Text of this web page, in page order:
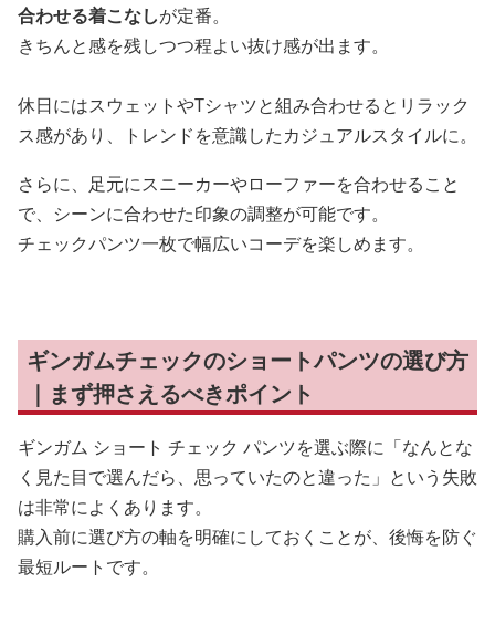
合わせる着こなしが定番。
きちんと感を残しつつ程よい抜け感が出ます。
休日にはスウェットやTシャツと組み合わせるとリラック
ス感があり、トレンドを意識したカジュアルスタイルに。
さらに、足元にスニーカーやローファーを合わせること
で、シーンに合わせた印象の調整が可能です。
チェックパンツ一枚で幅広いコーデを楽しめます。
ギンガムチェックのショートパンツの選び方
｜まず押さえるべきポイント
ギンガム ショート チェック パンツを選ぶ際に「なんとな
く見た目で選んだら、思っていたのと違った」という失敗
は非常によくあります。
購入前に選び方の軸を明確にしておくことが、後悔を防ぐ
最短ルートです。